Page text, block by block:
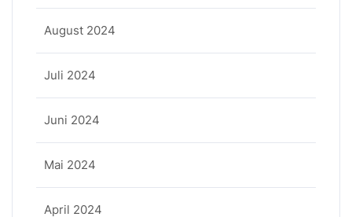
August 2024
Juli 2024
Juni 2024
Mai 2024
April 2024